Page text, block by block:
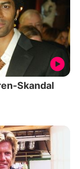
Skandal